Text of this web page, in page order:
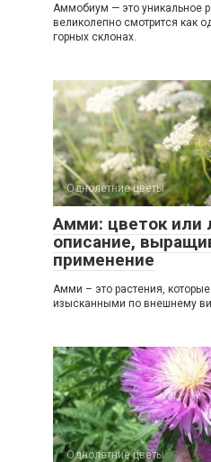
Аммобиум — это уникальное
великолепно смотрится как
горных склонах.
Однолетние цветы
Амми: цветок или
описание,
применение
Амми – это растения,
изысканными по внешнему
Однолетние цветы